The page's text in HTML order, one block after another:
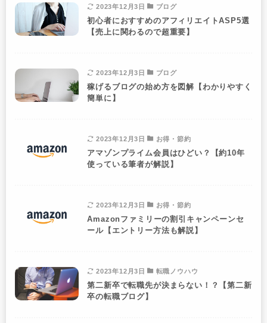
2023年12月3日 ブログ
初心者におすすめのアフィリエイトASP5選
【売上に関わるので超重要】
2023年12月3日 ブログ
稼げるブログの始め方を図解【わかりやすく
簡単に】
2023年12月3日 お得・節約
アマゾンプライム会員はひどい？【約10年
使っている筆者が解説】
2023年12月3日 お得・節約
Amazonファミリーの割引キャンペーンセ
ール【エントリー方法も解説】
2023年12月3日 転職ノウハウ
第二新卒で転職先が決まらない！？【第二新
卒の転職ブログ】